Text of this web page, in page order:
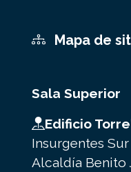
Mapa de
Sala Superior
Edificio
Insurgentes
Alcaldía Benito